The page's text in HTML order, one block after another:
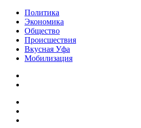
Политика
Экономика
Общество
Происшествия
Вкусная Уфа
Мобилизация